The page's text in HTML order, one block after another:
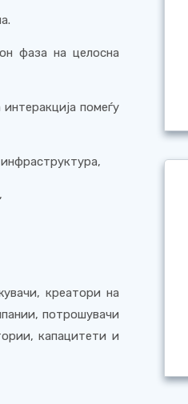
фаза на целосна
помеѓу
креатори на
потрошувачи
капацитети и